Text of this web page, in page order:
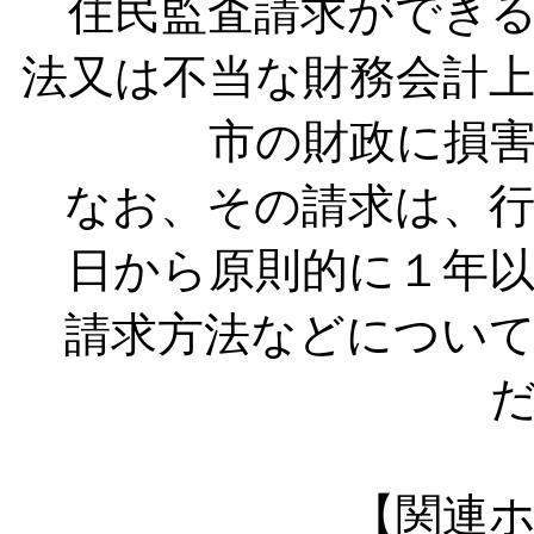
住民監査請求ができ
法又は不当な財務会計
市の財政に損
なお、その請求は、
日から原則的に１年
請求方法などについ
【関連